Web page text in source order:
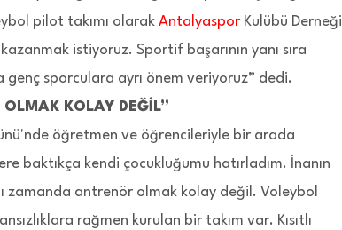
pilot takımı olarak Antalyaspor Kulübü Derneği
istiyoruz. Sportif başarının yanı sıra
sporculara ayrı önem veriyoruz” dedi.
KOLAY DEĞİL”
öğretmen ve öğrencileriyle bir arada
baktıkça kendi çocukluğumu hatırladım. İnanın
zamanda antrenör olmak kolay değil. Voleybol
rağmen kurulan bir takım var. Kısıtlı